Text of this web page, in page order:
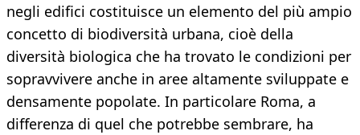
negli edifici costituisce un elemento del più ampio
concetto di biodiversità urbana, cioè della
diversità biologica che ha trovato le condizioni per
sopravvivere anche in aree altamente sviluppate e
densamente popolate. In particolare Roma, a
differenza di quel che potrebbe sembrare, ha